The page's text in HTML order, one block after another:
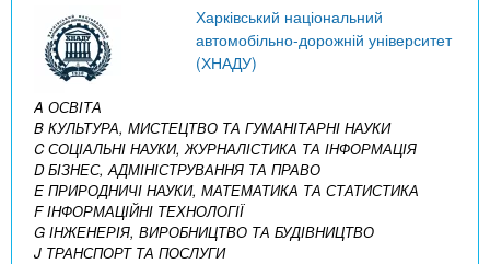
Харківський національний
автомобільно-дорожній університет
(ХНАДУ)
A ОСВІТА
B КУЛЬТУРА, МИСТЕЦТВО ТА ГУМАНІТАРНІ НАУКИ
C СОЦІАЛЬНІ НАУКИ, ЖУРНАЛІСТИКА ТА ІНФОРМАЦІЯ
D БІЗНЕС, АДМІНІСТРУВАННЯ ТА ПРАВО
E ПРИРОДНИЧІ НАУКИ, МАТЕМАТИКА ТА СТАТИСТИКА
F ІНФОРМАЦІЙНІ ТЕХНОЛОГІЇ
G ІНЖЕНЕРІЯ, ВИРОБНИЦТВО ТА БУДІВНИЦТВО
J ТРАНСПОРТ ТА ПОСЛУГИ